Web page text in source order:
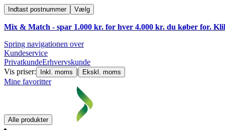
Indtast postnummer Vælg
Mix & Match - spar 1.000 kr. for hver 4.000 kr. du køber for.
Spring navigationen over
Kundeservice
PrivatkundeErhvervskunde
Vis priser:
Inkl. moms | Ekskl. moms
Mine favoritter
Alle produkter